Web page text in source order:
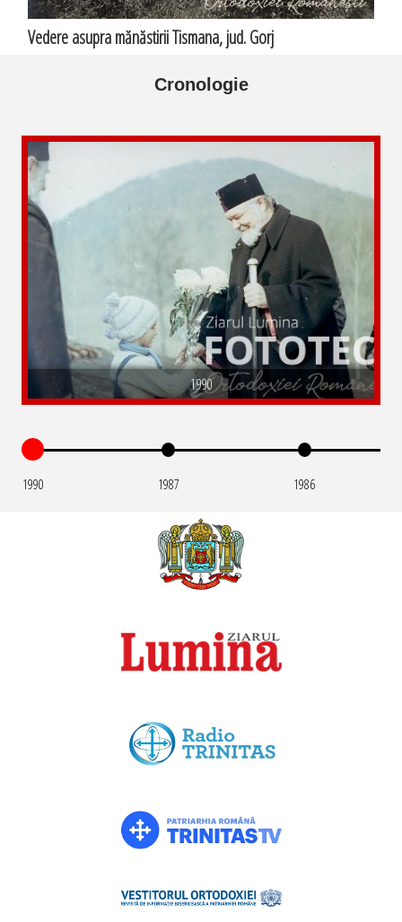
Vedere asupra mănăstirii Tismana, jud. Gorj
Cronologie
1990
1990 1987 1986